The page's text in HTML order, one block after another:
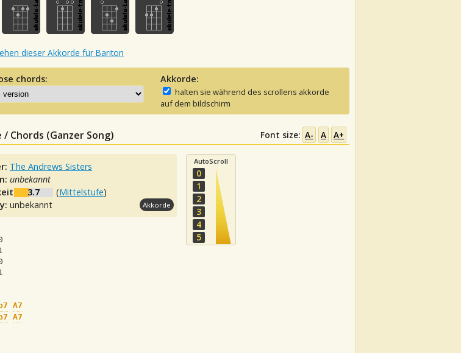
dieser Akkorde für Bariton
chords: Akkorde:
halten sie während des scrollens akkorde
auf dem bildschirm
Chords (Ganzer Song) Font size: A- A A+
The Andrews Sisters
unbekannt
3.7 (Mittelstufe)
unbekannt Akkorde
AutoScroll
0
1
2
3
4
5
A7
A7